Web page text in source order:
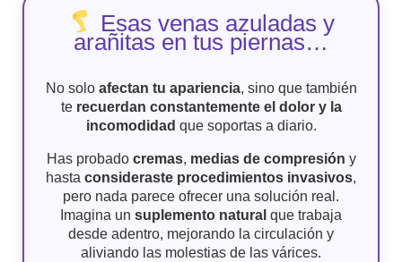
Esas venas azuladas y
arañitas en tus piernas…
No solo afectan tu apariencia, sino que también
te recuerdan constantemente el dolor y la
incomodidad que soportas a diario.
Has probado cremas, medias de compresión y
hasta consideraste procedimientos invasivos,
pero nada parece ofrecer una solución real.
Imagina un suplemento natural que trabaja
desde adentro, mejorando la circulación y
aliviando las molestias de las várices.